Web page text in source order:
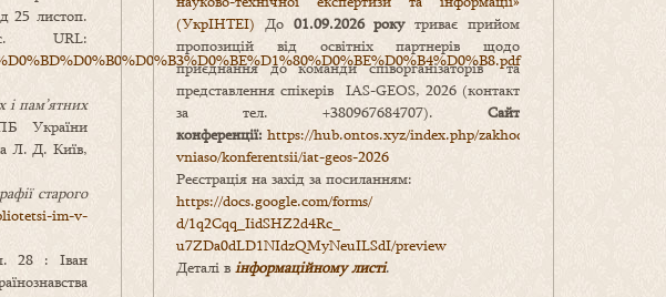
25 листоп.
URL:
і пам’ятних
України
Л. Д. Київ,
старого
im-v-
28 : Іван
(УкрІНТЕІ) До 01.09.2026 рокутриває прийом
пропозицій від освітніх партнерів щодо
приєднання до команди співорганізаторів та
представлення спікерів IAS-GEOS, 2026 (контакт
за тел. +380967684707). Сайт
конференції: https://hub.ontos.xyz/index.php/zakhody-
vniaso/konferentsii/iat-geos-2026
Реєстрація на захід за посиланням:
https://docs.google.com/forms/
d/1q2Cqq_IidSHZ2d4Rc_
u7ZDa0dLD1NIdzQMyNeuILSdI/preview
Деталі в інформаційному листі.